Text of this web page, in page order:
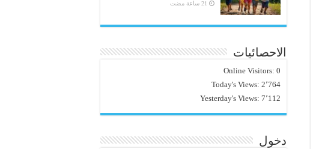
الاحصائيات
Online Visitors: 0
Today's Views: 2٬764
Yesterday's Views: 7٬112
دخول